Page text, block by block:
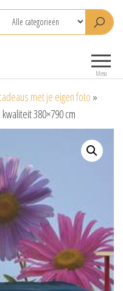
Menu
met je eigen foto »
380×790 cm